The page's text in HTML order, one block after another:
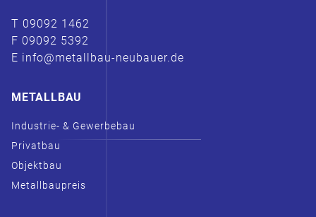
T 09092 1462
F 09092 5392
E info@metallbau-neubauer.de
METALLBAU
Industrie- & Gewerbebau
Privatbau
Objektbau
Metallbaupreis